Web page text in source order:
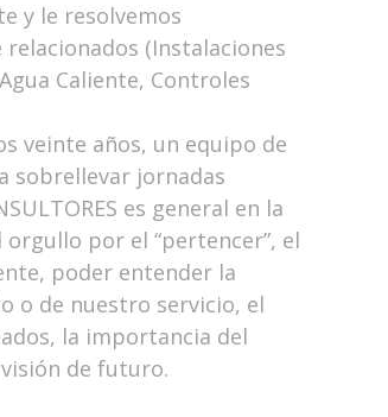
y le resolvemos
(Instalaciones
Caliente, Controles
veinte años, un equipo de
sobrellevar jornadas
es general en la
por el “pertencer”, el
poder entender la
o de nuestro servicio, el
la importancia del
de futuro.